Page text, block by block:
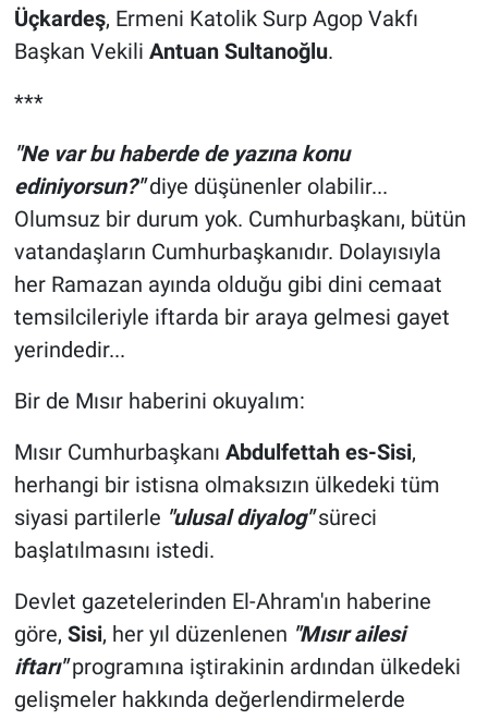
Üçkardeş, Ermeni Katolik Surp Agop Vakfı
Başkan Vekili Antuan Sultanoğlu.
***
"Ne var bu haberde de yazına konu
ediniyorsun?"diye düşünenler olabilir...
Olumsuz bir durum yok. Cumhurbaşkanı, bütün
vatandaşların Cumhurbaşkanıdır. Dolayısıyla
her Ramazan ayında olduğu gibi dini cemaat
temsilcileriyle iftarda bir araya gelmesi gayet
yerindedir...
Bir de Mısır haberini okuyalım:
Mısır Cumhurbaşkanı Abdulfettah es-Sisi,
herhangi bir istisna olmaksızın ülkedeki tüm
siyasi partilerle "ulusal diyalog"süreci
başlatılmasını istedi.
Devlet gazetelerinden El-Ahram'ın haberine
göre, Sisi, her yıl düzenlenen "Mısır ailesi
iftarı"programına iştirakinin ardından ülkedeki
gelişmeler hakkında değerlendirmelerde